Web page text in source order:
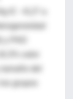
IC −8,27 a
del
grupos